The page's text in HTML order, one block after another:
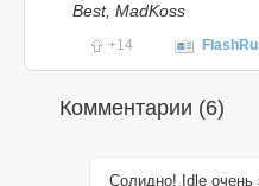
Best, MadKoss
+14
Комментарии (6)
Солидно! Idle очень